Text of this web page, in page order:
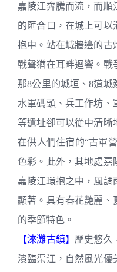
嘉陵江奔騰而流，而順
的匯合口，在城上可以
抱中。站在城牆邊的古
戰聲猶在耳畔迴響。戰
那8公里的城垣、8道城
水軍碼頭、兵工作坊、
等遺址卻可以從中清晰
在供人們住宿的“古軍
色彩。此外，其地處嘉
嘉陵江環抱之中，風調
顯著。具有春花艷麗、
的季節特色。
【淶灘古鎮】 歷史悠久
濱臨渠江，自然風光優